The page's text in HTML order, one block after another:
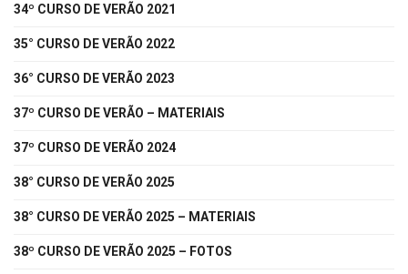
34º CURSO DE VERÃO 2021
35° CURSO DE VERÃO 2022
36° CURSO DE VERÃO 2023
37º CURSO DE VERÃO – MATERIAIS
37º CURSO DE VERÃO 2024
38° CURSO DE VERÃO 2025
38° CURSO DE VERÃO 2025 – MATERIAIS
38º CURSO DE VERÃO 2025 – FOTOS